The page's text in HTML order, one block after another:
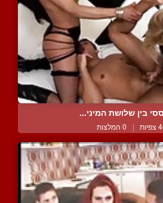
בין שלושת המיני...
| 0 המלצות